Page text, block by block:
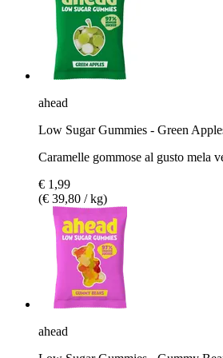
ahead
Low Sugar Gummies - Green
Caramelle gommose al gusto mela
€ 1,99
(€ 39,80 / kg)
ahead